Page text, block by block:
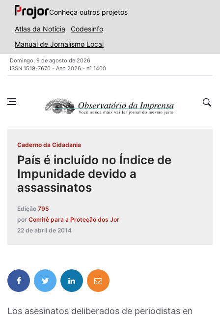
Conheça outros projetos
Atlas da Notícia
Codesinfo
Manual de Jornalismo Local
Domingo, 9 de agosto de 2026
ISSN 1519-7670 - Ano 2026 - nº 1400
Caderno da Cidadania
País é incluído no Índice de
Impunidade devido a
assassinatos
Edição 795
por Comitê para a Proteção dos Jor
22 de abril de 2014
Los asesinatos deliberados de periodistas en